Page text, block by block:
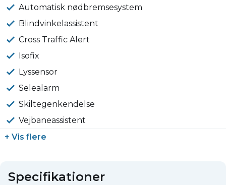
Automatisk nødbremsesystem
Blindvinkelassistent
Cross Traffic Alert
Isofix
Lyssensor
Selealarm
Skiltegenkendelse
Vejbaneassistent
+ Vis flere
Specifikationer